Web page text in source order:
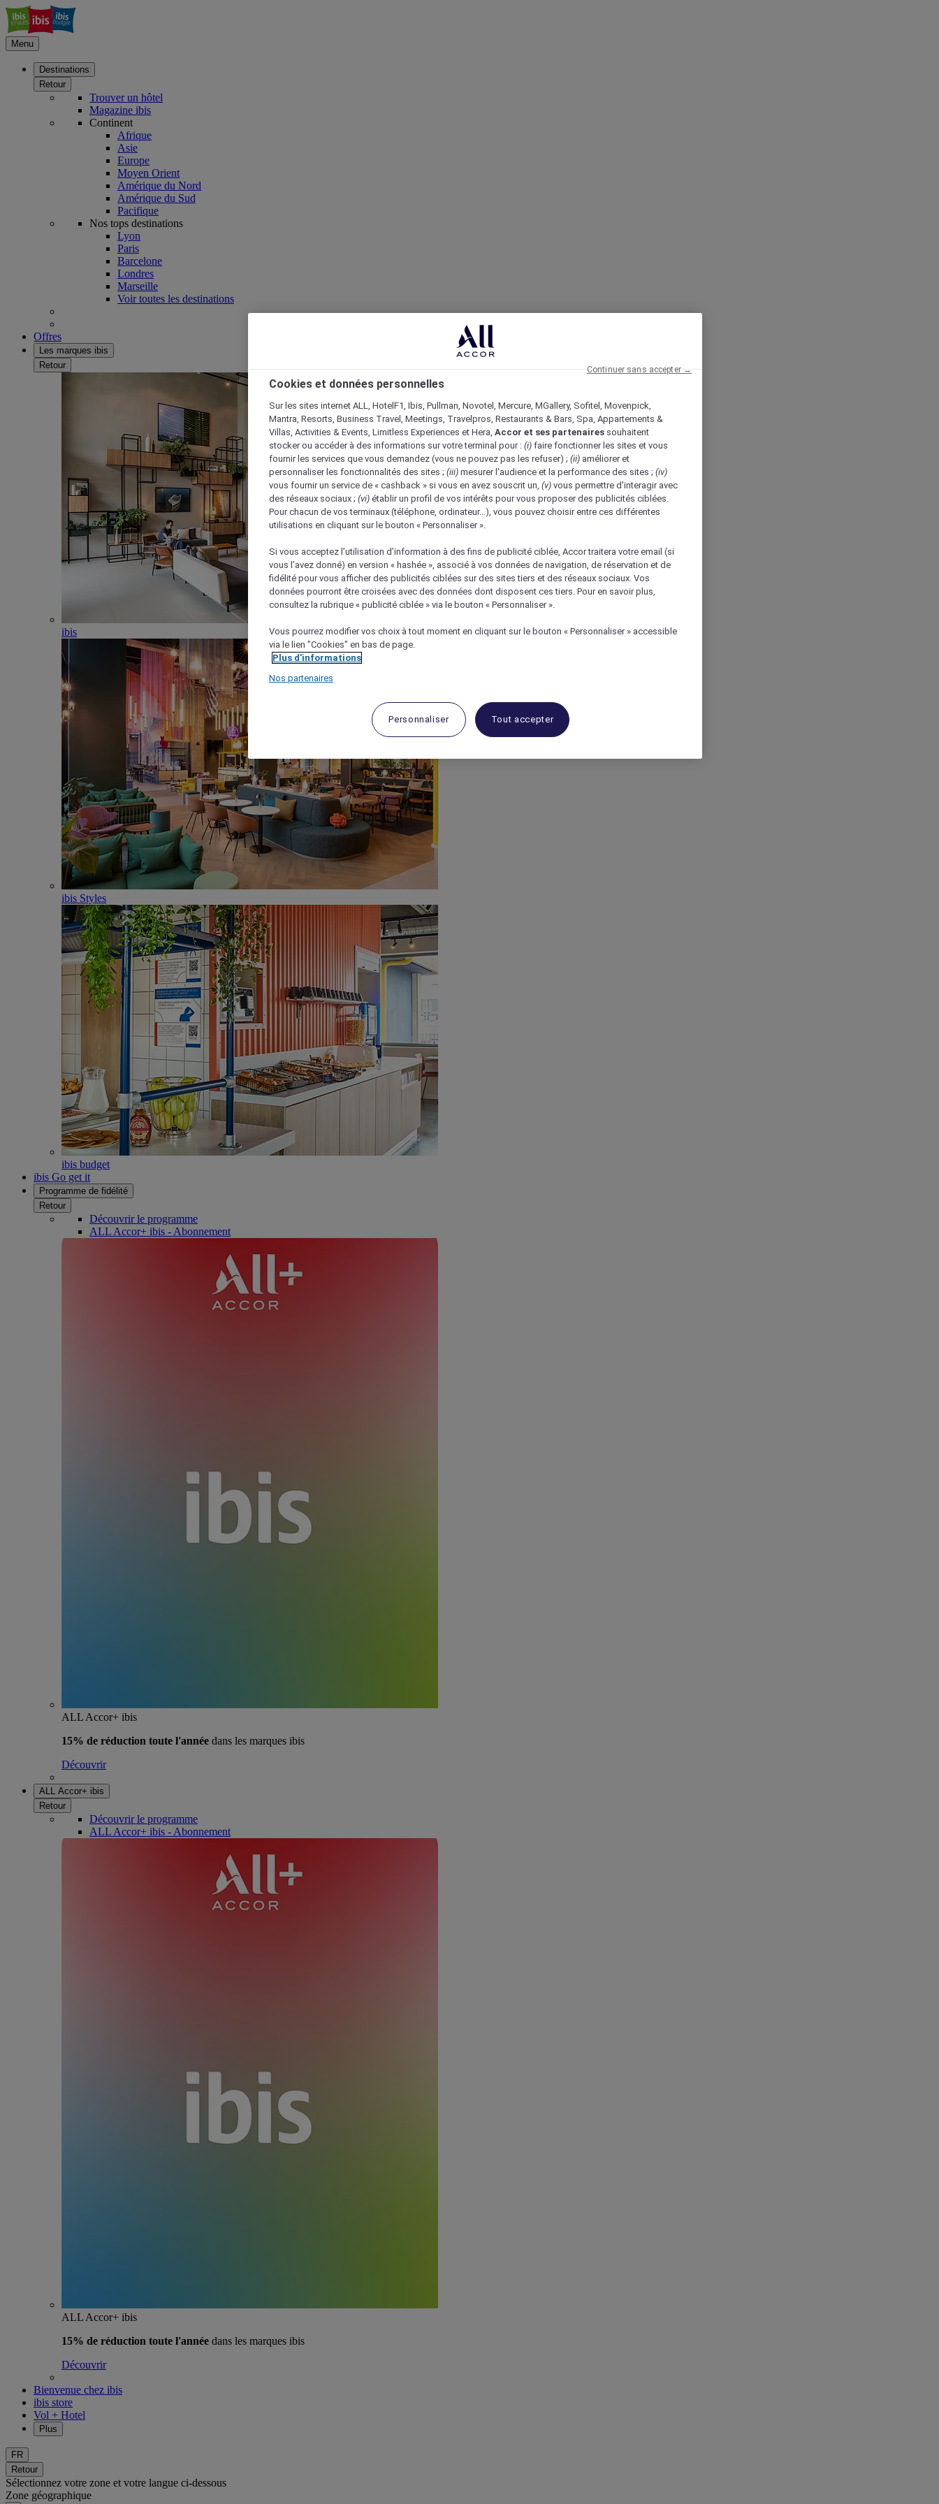
Menu
Destinations
Retour
Trouver un hôtel
Magazine ibis
Continent
Afrique
Asie
Europe
Moyen Orient
Amérique du Nord
Amérique du Sud
Pacifique
Nos tops destinations
Lyon
Paris
Barcelone
Londres
Marseille
Voir toutes les destinations
Offres
Les marques ibis
Retour
ibis
ibis Styles
ibis budget
ibis Go get it
Programme de fidélité
Retour
Découvrir le programme
ALL Accor+ ibis - Abonnement
ALL Accor+ ibis
15% de réduction toute l'année dans les marques ibis
Découvrir
ALL Accor+ ibis
Retour
Découvrir le programme
ALL Accor+ ibis - Abonnement
ALL Accor+ ibis
15% de réduction toute l'année dans les marques ibis
Découvrir
Bienvenue chez ibis
ibis store
Vol + Hotel
Plus
FR
Retour
Sélectionnez votre zone et votre langue ci-dessous
Zone géographique
Cookies et données personnelles
Sur les sites internet ALL, HotelF1, Ibis, Pullman, Novotel, Mercure, MGallery, Sofitel, Movenpick,
Mantra, Resorts, Business Travel, Meetings, Travelpros, Restaurants & Bars, Spa, Appartements &
Villas, Activities & Events, Limitless Experiences et Hera, Accor et ses partenaires souhaitent
stocker ou accéder à des informations sur votre terminal pour : (i) faire fonctionner les sites et vous
fournir les services que vous demandez (vous ne pouvez pas les refuser) ; (ii) améliorer et
personnaliser les fonctionnalités des sites ; (iii) mesurer l'audience et la performance des sites ; (iv)
vous fournir un service de « cashback » si vous en avez souscrit un, (v) vous permettre d'interagir avec
des réseaux sociaux ; (vi) établir un profil de vos intérêts pour vous proposer des publicités ciblées.
Pour chacun de vos terminaux (téléphone, ordinateur…), vous pouvez choisir entre ces différentes
utilisations en cliquant sur le bouton « Personnaliser ».
Si vous acceptez l’utilisation d’information à des fins de publicité ciblée, Accor traitera votre email (si
vous l’avez donné) en version « hashée », associé à vos données de navigation, de réservation et de
fidélité pour vous afficher des publicités ciblées sur des sites tiers et des réseaux sociaux. Vos
données pourront être croisées avec des données dont disposent ces tiers. Pour en savoir plus,
consultez la rubrique « publicité ciblée » via le bouton « Personnaliser ».
Vous pourrez modifier vos choix à tout moment en cliquant sur le bouton « Personnaliser » accessible
via le lien "Cookies" en bas de page.
Plus d'informations
Nos partenaires
Personnaliser Tout accepter
Continuer sans accepter →